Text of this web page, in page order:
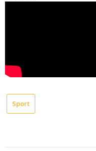
Sport